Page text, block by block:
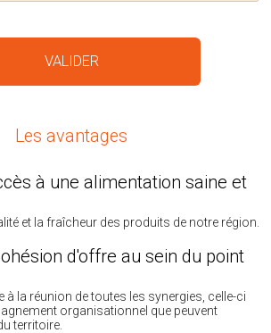
VALIDER
Les avantages
à une alimentation saine et
et la fraîcheur des produits de notre région.
d'offre au sein du point
à la réunion de toutes les synergies, celle-ci
organisationnel que peuvent
territoire.